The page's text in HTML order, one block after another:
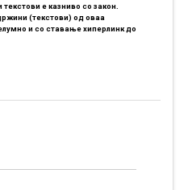
е казниво со закон.
(текстови) од оваа
и со ставање хиперлинк до